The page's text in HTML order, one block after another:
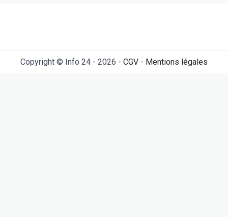
Copyright © Info 24 - 2026 - CGV - Mentions légales